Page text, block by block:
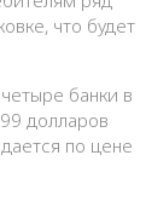
что будет
банки в
долларов
по цене